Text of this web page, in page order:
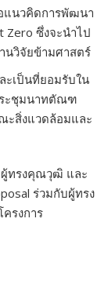
แนวคิดการพัฒนา
Zero ซึ่งจะนำไป
นวิจัยข้ามศาสตร์
ะเป็นที่ยอมรับใน
ะชุมนาทตัณฑ
สิ่งแวดล้อมและ
ผู้ทรงคุณวุฒิ และ
ร่วมกับผู้ทรง
รงการ